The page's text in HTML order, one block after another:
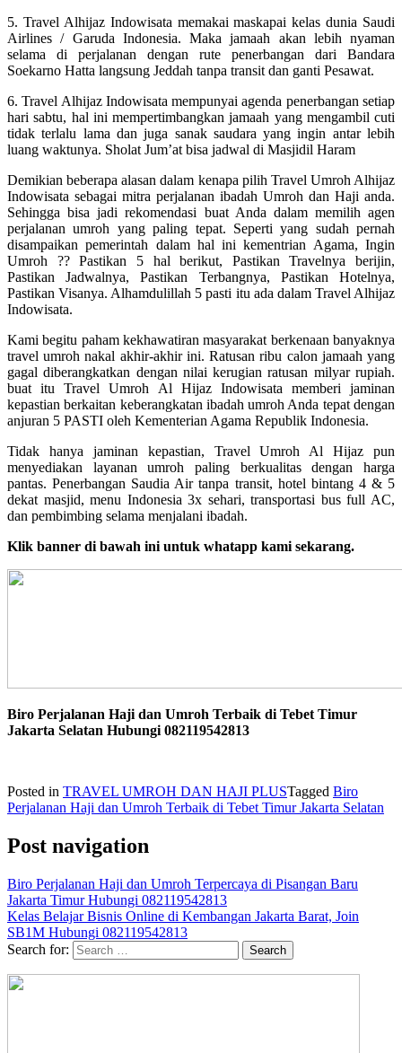
5. Travel Alhijaz Indowisata memakai maskapai kelas dunia Saudi
Airlines / Garuda Indonesia. Maka jamaah akan lebih nyaman
selama di perjalanan dengan rute penerbangan dari Bandara
Soekarno Hatta langsung Jeddah tanpa transit dan ganti Pesawat.
6. Travel Alhijaz Indowisata mempunyai agenda penerbangan setiap
hari sabtu, hal ini mempertimbangkan jamaah yang mengambil cuti
tidak terlalu lama dan juga sanak saudara yang ingin antar lebih
luang waktunya. Sholat Jum’at bisa jadwal di Masjidil Haram
Demikian beberapa alasan dalam kenapa pilih Travel Umroh Alhijaz
Indowisata sebagai mitra perjalanan ibadah Umroh dan Haji anda.
Sehingga bisa jadi rekomendasi buat Anda dalam memilih agen
perjalanan umroh yang paling tepat. Seperti yang sudah pernah
disampaikan pemerintah dalam hal ini kementrian Agama, Ingin
Umroh ?? Pastikan 5 hal berikut, Pastikan Travelnya berijin,
Pastikan Jadwalnya, Pastikan Terbangnya, Pastikan Hotelnya,
Pastikan Visanya. Alhamdulillah 5 pasti itu ada dalam Travel Alhijaz
Indowisata.
Kami begitu paham kekhawatiran masyarakat berkenaan banyaknya
travel umroh nakal akhir-akhir ini. Ratusan ribu calon jamaah yang
gagal diberangkatkan dengan nilai kerugian ratusan milyar rupiah.
buat itu Travel Umroh Al Hijaz Indowisata memberi jaminan
kepastian berkaitan keberangkatan ibadah umroh Anda tepat dengan
anjuran 5 PASTI oleh Kementerian Agama Republik Indonesia.
Tidak hanya jaminan kepastian, Travel Umroh Al Hijaz pun
menyediakan layanan umroh paling berkualitas dengan harga
pantas. Penerbangan Saudia Air tanpa transit, hotel bintang 4 & 5
dekat masjid, menu Indonesia 3x sehari, transportasi bus full AC,
dan pembimbing selama menjalani ibadah.
Klik banner di bawah ini untuk whatapp kami sekarang.
Biro Perjalanan Haji dan Umroh Terbaik di Tebet Timur
Jakarta Selatan Hubungi 082119542813
Posted in TRAVEL UMROH DAN HAJI PLUSTagged Biro
Perjalanan Haji dan Umroh Terbaik di Tebet Timur Jakarta Selatan
Post navigation
Biro Perjalanan Haji dan Umroh Terpercaya di Pisangan Baru
Jakarta Timur Hubungi 082119542813
Kelas Belajar Bisnis Online di Kembangan Jakarta Barat, Join
SB1M Hubungi 082119542813
Search for: